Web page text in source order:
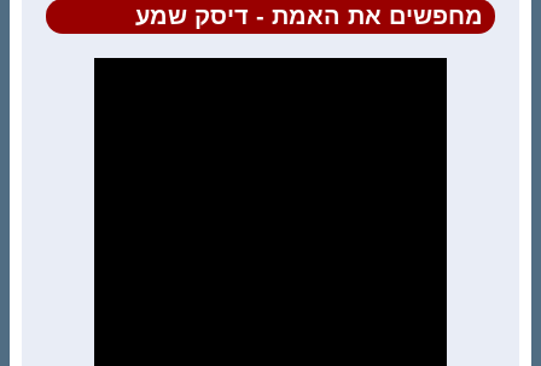
מחפשים את האמת - דיסק שמע